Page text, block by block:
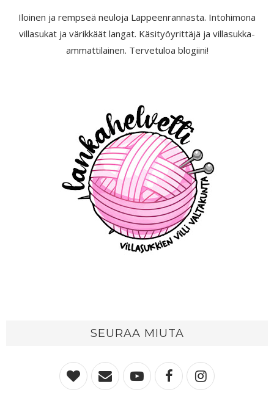
Iloinen ja rempseä neuloja Lappeenrannasta. Intohimona
villasukat ja värikkäät langat. Käsityöyrittäjä ja villasukka-
ammattilainen. Tervetuloa blogiini!
SEURAA MIUTA